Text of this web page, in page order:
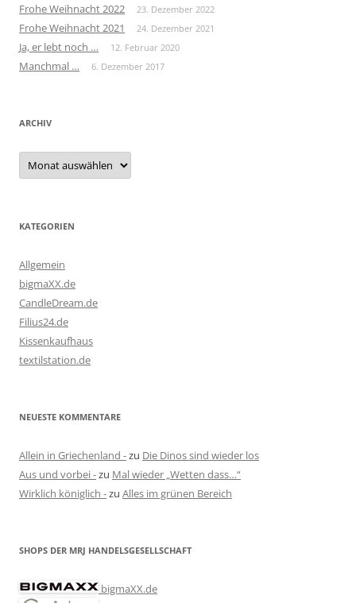
Frohe Weihnacht 2022 23. Dezember 2022
Frohe Weihnacht 2021 24. Dezember 2021
Ja, er lebt noch … 12. Februar 2020
Manchmal … 6. Dezember 2017
ARCHIV
Archiv
KATEGORIEN
Allgemein
bigmaXX.de
CandleDream.de
Filius24.de
Kissenkaufhaus
textilstation.de
NEUESTE KOMMENTARE
Allein in Griechenland -zu Die Dinos sind wieder los
Aus und vorbei -zu Mal wieder „Wetten dass…“
Wirklich königlich -zu Alles im grünen Bereich
SHOPS DER MRJ HANDELSGESELLSCHAFT
bigmaXX.de